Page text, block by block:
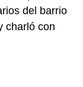
del barrio
charló con